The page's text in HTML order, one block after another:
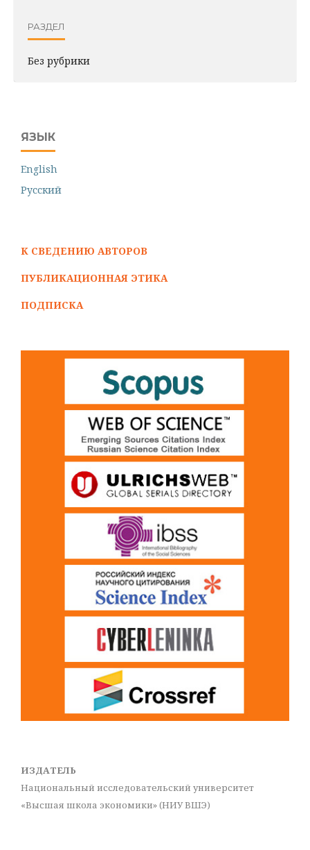
РАЗДЕЛ
Без рубрики
ЯЗЫК
English
Русский
К СВЕДЕНИЮ АВТОРОВ
ПУБЛИКАЦИОННАЯ ЭТИКА
ПОДПИСКА
ИЗДАТЕЛЬ
Национальный исследовательский университет
«Высшая школа экономики» (НИУ ВШЭ)